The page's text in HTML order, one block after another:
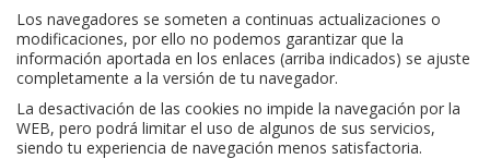
Los navegadores se someten a continuas actualizaciones o
modificaciones, por ello no podemos garantizar que la
información aportada en los enlaces (arriba indicados) se ajuste
completamente a la versión de tu navegador.
La desactivación de las cookies no impide la navegación por la
WEB, pero podrá limitar el uso de algunos de sus servicios,
siendo tu experiencia de navegación menos satisfactoria.